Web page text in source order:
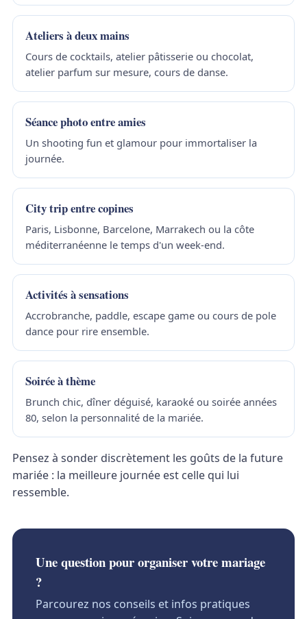
Ateliers à deux mains
Cours de cocktails, atelier pâtisserie ou chocolat,
atelier parfum sur mesure, cours de danse.
Séance photo entre amies
Un shooting fun et glamour pour immortaliser la
journée.
City trip entre copines
Paris, Lisbonne, Barcelone, Marrakech ou la côte
méditerranéenne le temps d'un week-end.
Activités à sensations
Accrobranche, paddle, escape game ou cours de pole
dance pour rire ensemble.
Soirée à thème
Brunch chic, dîner déguisé, karaoké ou soirée années
80, selon la personnalité de la mariée.
Pensez à sonder discrètement les goûts de la future
mariée : la meilleure journée est celle qui lui
ressemble.
Une question pour organiser votre mariage
?
Parcourez nos conseils et infos pratiques